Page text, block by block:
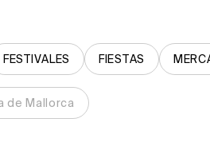
FESTIVALES FIESTAS
de Mallorca